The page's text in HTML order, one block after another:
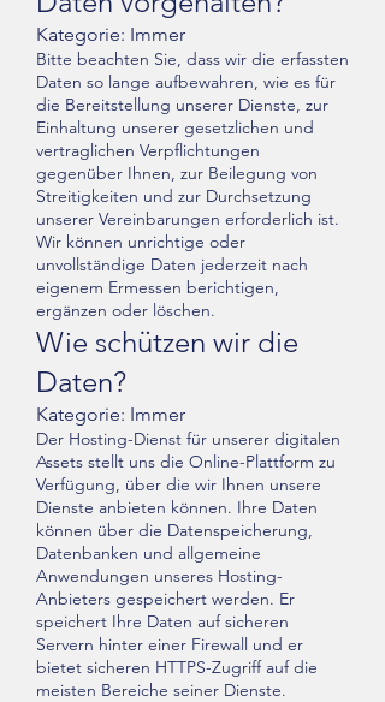
Kategorie: Immer
Bitte beachten Sie, dass wir die erfassten
Daten so lange aufbewahren, wie es für
die Bereitstellung unserer Dienste, zur
Einhaltung unserer gesetzlichen und
vertraglichen Verpflichtungen
gegenüber Ihnen, zur Beilegung von
Streitigkeiten und zur Durchsetzung
unserer Vereinbarungen erforderlich ist.
Wir können unrichtige oder
unvollständige Daten jederzeit nach
eigenem Ermessen berichtigen,
ergänzen oder löschen.
Wie schützen wir die
Daten?
Kategorie: Immer
Der Hosting-Dienst für unserer digitalen
Assets stellt uns die Online-Plattform zu
Verfügung, über die wir Ihnen unsere
Dienste anbieten können. Ihre Daten
können über die Datenspeicherung,
Datenbanken und allgemeine
Anwendungen unseres Hosting-
Anbieters gespeichert werden. Er
speichert Ihre Daten auf sicheren
Servern hinter einer Firewall und er
bietet sicheren HTTPS-Zugriff auf die
meisten Bereiche seiner Dienste.